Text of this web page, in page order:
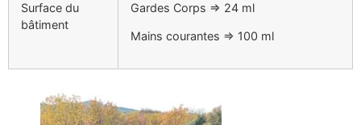
Surface du
bâtiment
Gardes Corps => 24 ml
Mains courantes => 100 ml